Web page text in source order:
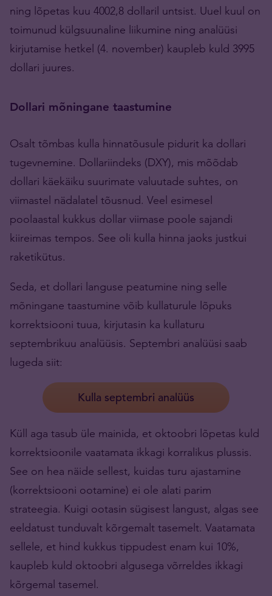
ning lõpetas kuu 4002,8 dollaril untsist. Uuel kuul on
toimunud külgsuunaline liikumine ning analüüsi
kirjutamise hetkel (4. november) kaupleb kuld 3995
dollari juures.
Dollari mõningane taastumine
Osalt tõmbas kulla hinnatõusule pidurit ka dollari
tugevnemine. Dollariindeks (DXY), mis mõõdab
dollari käekäiku suurimate valuutade suhtes, on
viimastel nädalatel tõusnud. Veel esimesel
poolaastal kukkus dollar viimase poole sajandi
kiireimas tempos. See oli kulla hinna jaoks justkui
raketikütus.
Seda, et dollari languse peatumine ning selle
mõningane taastumine võib kullaturule lõpuks
korrektsiooni tuua, kirjutasin ka kullaturu
septembrikuu analüüsis. Septembri analüüsi saab
lugeda siit:
Kulla septembri analüüs
Küll aga tasub üle mainida, et oktoobri lõpetas kuld
korrektsioonile vaatamata ikkagi korralikus plussis.
See on hea näide sellest, kuidas turu ajastamine
(korrektsiooni ootamine) ei ole alati parim
strateegia. Kuigi ootasin sügisest langust, algas see
eeldatust tunduvalt kõrgemalt tasemelt. Vaatamata
sellele, et hind kukkus tippudest enam kui 10%,
kaupleb kuld oktoobri algusega võrreldes ikkagi
kõrgemal tasemel.